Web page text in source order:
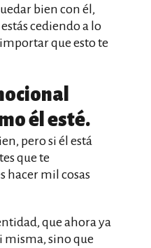
bien con él,
cediendo a lo
que esto te
él esté.
pero si él está
que te
hacer mil cosas
que ahora ya
misma, sino que